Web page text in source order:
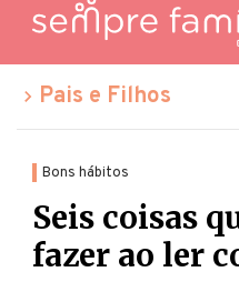
Pais e Filhos
Bons hábitos
Seis coisas
fazer ao ler